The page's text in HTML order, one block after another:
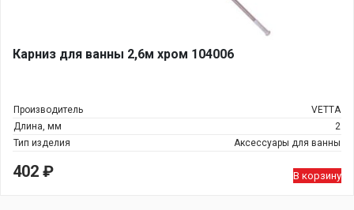
Карниз для ванны 2,6м хром 104006
Производитель
VETTA
Длина, мм
2
Тип изделия
Аксессуары для ванны
402 ₽ В корзину